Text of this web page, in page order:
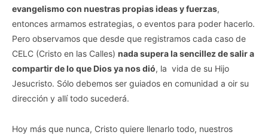
evangelismo con nuestras propias ideas y fuerzas,
entonces armamos estrategias, o eventos para poder hacerlo.
Pero observamos que desde que registramos cada caso de
CELC (Cristo en las Calles) nada supera la sencillez de salir a
compartir de lo que Dios ya nos dió, la vida de su Hijo
Jesucristo. Sólo debemos ser guiados en comunidad a oir su
dirección y allí todo sucederá.
Hoy más que nunca, Cristo quiere llenarlo todo, nuestros